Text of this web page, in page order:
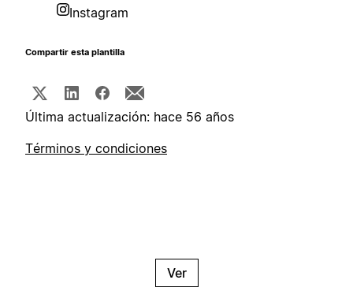
Instagram
Compartir esta plantilla
Última actualización: hace 56 años
Términos y condiciones
Ver